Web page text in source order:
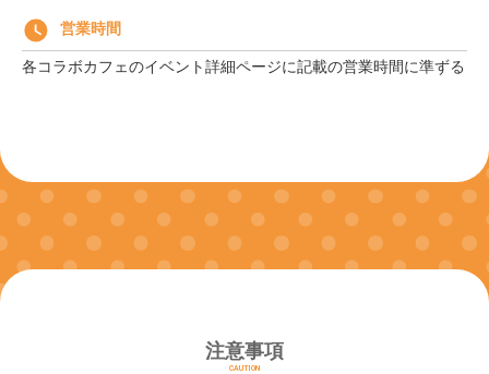
営業時間
各コラボカフェのイベント詳細ページに記載の営業時間に準ずる
注意事項
CAUTION